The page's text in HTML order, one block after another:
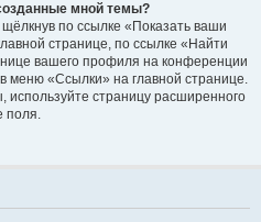
мной темы?
по ссылке «Показать ваши
странице, по ссылке «Найти
вашего профиля на конференции
«Ссылки» на главной странице.
страницу расширенного
поля.